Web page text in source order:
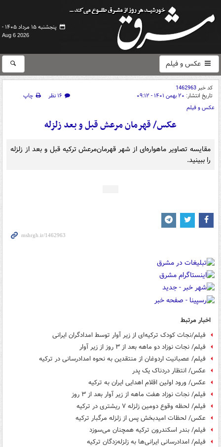
پنجشنبه ۱۵ مرداد ۱۴۰۵ -
Aug 6 2026
عکس و فیلم
کد خبر1462963
تاریخ انتشار: ۲۰ بهمن ۱۴۰۱ - ۰۹:۱۲ ۱۶ نظر
چاپ
عکس و فیلم
عکس/ قهرمان مرعش قبل و بعد زلزله
مقایسه تصاویر ماهواره‌ای از شهر قهرمان‌مرعش ترکیه قبل و بعد از زلزله
را ببینید.
اخبار مرتبط
فیلم/نجات کودک ترکیه‌ای از زیر آوار توسط امدادگران ایرانی
فیلم/ نجات نوزاد دو ماهه بعد از ۳ روز از زیر آوار
فیلم/ عصبانیت اردوغان از منتقدین به نحوه امدادرسانی در ترکیه
عکس/ انتظار دردناک یک پدر
عکس/ ورود اولین اقلام اهدایی ایران به ترکیه
فیلم/ نجات نوزاد هفت ماهه از زیر آوار بعد از ۳ روز
فیلم/ لحظه وقوع دومین زلزله ۷ ریشتری در ترکیه
عکس/ لحظات امیدبخش پس از زلزله مرگبار ترکیه
فیلم/ بندر اسکندرون ترکیه همچنان می‌سوزد
فیلم/ امدادرسانی ایرانی‌ها به زلزله‌زدگان ترکیه